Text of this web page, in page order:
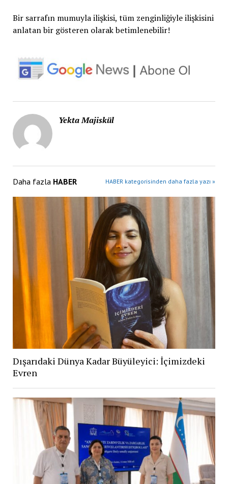
Bir sarrafın mumuyla ilişkisi, tüm zenginliğiyle ilişkisini
anlatan bir gösteren olarak betimlenebilir!
Yekta Majiskül
Daha fazla HABER HABER kategorisinden daha fazla yazı »
Dışarıdaki Dünya Kadar Büyüleyici: İçimizdeki
Evren